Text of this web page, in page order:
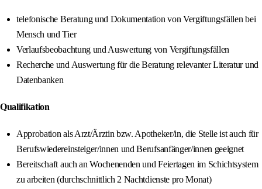
telefonische Beratung und Dokumentation von Vergiftungsfällen bei
Mensch und Tier
Verlaufsbeobachtung und Auswertung von Vergiftungsfällen
Recherche und Auswertung für die Beratung relevanter Literatur und
Datenbanken
Qualifikation
Approbation als Arzt/Ärztin bzw. Apotheker/in, die Stelle ist auch für
Berufswiedereinsteiger/innen und Berufsanfänger/innen geeignet
Bereitschaft auch an Wochenenden und Feiertagen im Schichtsystem
zu arbeiten (durchschnittlich 2 Nachtdienste pro Monat)